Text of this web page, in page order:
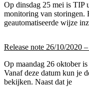
Op dinsdag 25 mei is TIP
monitoring van storingen.
geautomatiseerde wijze
Release note 26/10/2020
Op maandag 26 oktober
Vanaf deze datum kun je
bekijken. Naast dat je